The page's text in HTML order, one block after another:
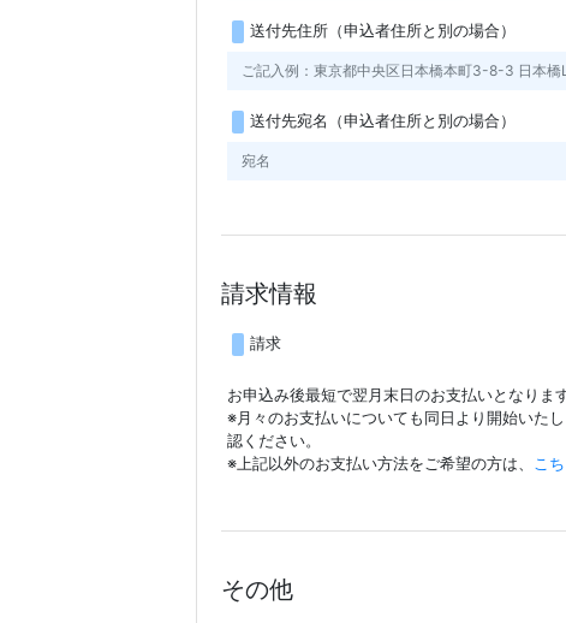
送付先住所（申込者住所と別の場合）
送付先宛名（申込者住所と別の場合）
請求情報
請求
お申込み後最短で翌月末日のお支払いとなりま
※月々のお支払いについても同日より開始いた
認ください。
※上記以外のお支払い方法をご希望の方は、 こ
その他